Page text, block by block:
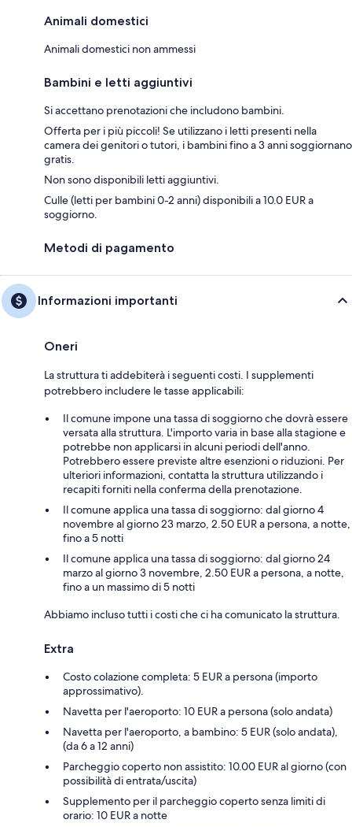
Animali domestici
Animali domestici non ammessi
Bambini e letti aggiuntivi
Si accettano prenotazioni che includono bambini.
Offerta per i più piccoli! Se utilizzano i letti presenti nella
camera dei genitori o tutori, i bambini fino a 3 anni soggiornano
gratis.
Non sono disponibili letti aggiuntivi.
Culle (letti per bambini 0-2 anni) disponibili a 10.0 EUR a
soggiorno.
Metodi di pagamento
Informazioni importanti
Oneri
La struttura ti addebiterà i seguenti costi. I supplementi
potrebbero includere le tasse applicabili:
Il comune impone una tassa di soggiorno che dovrà essere
versata alla struttura. L'importo varia in base alla stagione e
potrebbe non applicarsi in alcuni periodi dell'anno.
Potrebbero essere previste altre esenzioni o riduzioni. Per
ulteriori informazioni, contatta la struttura utilizzando i
recapiti forniti nella conferma della prenotazione.
Il comune applica una tassa di soggiorno: dal giorno 4
novembre al giorno 23 marzo, 2.50 EUR a persona, a notte,
fino a 5 notti
Il comune applica una tassa di soggiorno: dal giorno 24
marzo al giorno 3 novembre, 2.50 EUR a persona, a notte,
fino a un massimo di 5 notti
Abbiamo incluso tutti i costi che ci ha comunicato la struttura.
Extra
Costo colazione completa: 5 EUR a persona (importo
approssimativo).
Navetta per l'aeroporto: 10 EUR a persona (solo andata)
Navetta per l'aeroporto, a bambino: 5 EUR (solo andata),
(da 6 a 12 anni)
Parcheggio coperto non assistito: 10.00 EUR al giorno (con
possibilità di entrata/uscita)
Supplemento per il parcheggio coperto senza limiti di
orario: 10 EUR a notte